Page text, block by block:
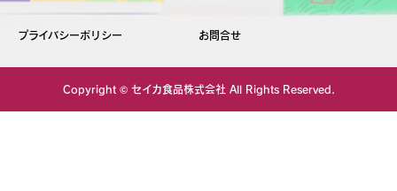
プライバシーポリシー お問合せ
Copyright © セイカ食品株式会社All Rights Reserved.